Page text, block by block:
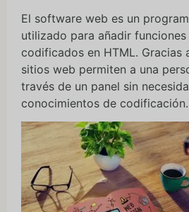
El software web es un
utilizado para añadir
codificados en HTML. Gracias
sitios web permiten a una
través de un panel sin
conocimientos de codificación.